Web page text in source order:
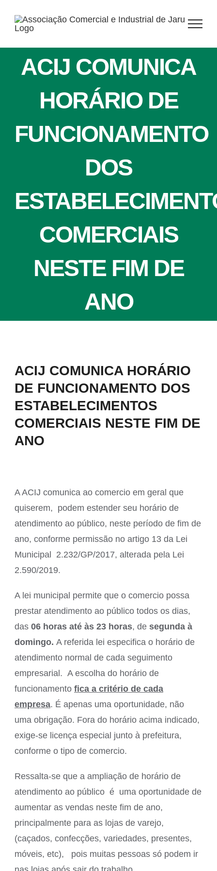
para
ACIJ COMUNICA
HORÁRIO DE
FUNCIONAMENTO
DOS
COMERCIAIS
NESTE FIM DE
ANO
Larger
Image
ACIJ COMUNICA HORÁRIO
DE FUNCIONAMENTO DOS
ESTABELECIMENTOS
COMERCIAIS NESTE FIM DE
ANO
A ACIJ comunica ao comercio em geral que
quiserem, podem estender seu horário de
atendimento ao público, neste período de fim de
ano, conforme permissão no artigo 13 da Lei
Municipal 2.232/GP/2017, alterada pela Lei
2.590/2019.
A lei municipal permite que o comercio possa
prestar atendimento ao público todos os dias,
das 06 horas até às 23 horas, de segunda à
domingo. A referida lei especifica o horário de
atendimento normal de cada seguimento
empresarial. A escolha do horário de
funcionamento fica a critério de cada
empresa. É apenas uma oportunidade, não
uma obrigação. Fora do horário acima indicado,
exige-se licença especial junto à prefeitura,
conforme o tipo de comercio.
Ressalta-se que a ampliação de horário de
atendimento ao público é uma oportunidade de
aumentar as vendas neste fim de ano,
principalmente para as lojas de varejo,
(caçados, confecções, variedades, presentes,
móveis, etc), pois muitas pessoas só podem ir